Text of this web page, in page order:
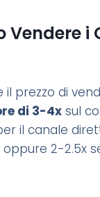
Vendere i
il prezzo di
di 3-4x sul
il canale
2-2.5x